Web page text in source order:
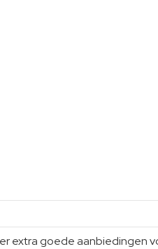
extra goede aanbiedingen